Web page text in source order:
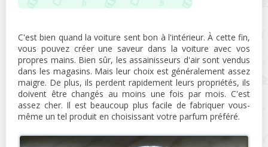
C'est bien quand la voiture sent bon à l'intérieur. À cette fin,
vous pouvez créer une saveur dans la voiture avec vos
propres mains. Bien sûr, les assainisseurs d'air sont vendus
dans les magasins. Mais leur choix est généralement assez
maigre. De plus, ils perdent rapidement leurs propriétés, ils
doivent être changés au moins une fois par mois. C'est
assez cher. Il est beaucoup plus facile de fabriquer vous-
même un tel produit en choisissant votre parfum préféré.